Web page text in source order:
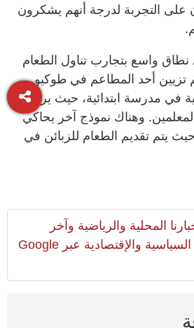
على التجربة لدرجة أنهم يشكرون
نطاق واسع بتجارب تناول الطعام
تم تزيين أحد المطاعم في طوكيو
في مدرسة ابتدائية، حيث يرتدي
وهناك نموذج آخر يحاكي
يتم تقديم الطعام للزبائن في
المحلية والرياضية وآخر
المستجدات السياسية والإقتصادية عبر Google